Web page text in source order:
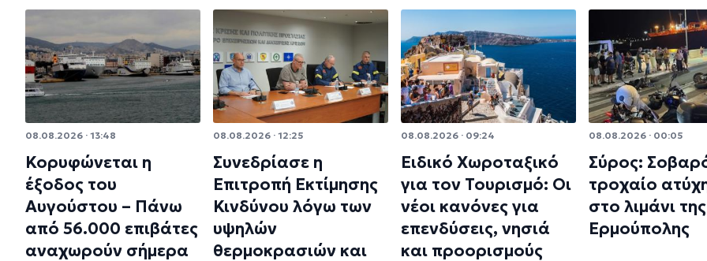
08.08.2026 · 13:48
Κορυφώνεται η
έξοδος του
Αυγούστου – Πάνω
από 56.000 επιβάτες
αναχωρούν σήμερα
08.08.2026 · 12:25
Συνεδρίασε η
Επιτροπή Εκτίμησης
Κινδύνου λόγω των
υψηλών
θερμοκρασιών και
08.08.2026 · 09:24
Ειδικό Χωροταξικό
για τον Τουρισμό: Οι
νέοι κανόνες για
επενδύσεις, νησιά
και προορισμούς
08.08.2026 · 00:05
Σύρος:
τροχαίο
στο λιμάνι της
Ερμούπολης